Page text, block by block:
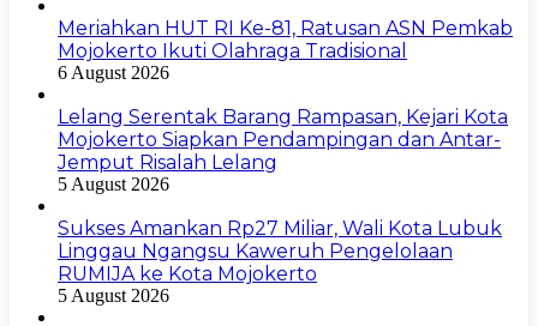
Meriahkan HUT RI Ke-81, Ratusan ASN Pemkab
Mojokerto Ikuti Olahraga Tradisional
6 August 2026
Lelang Serentak Barang Rampasan, Kejari Kota
Mojokerto Siapkan Pendampingan dan Antar-
Jemput Risalah Lelang
5 August 2026
Sukses Amankan Rp27 Miliar, Wali Kota Lubuk
Linggau Ngangsu Kaweruh Pengelolaan
RUMIJA ke Kota Mojokerto
5 August 2026